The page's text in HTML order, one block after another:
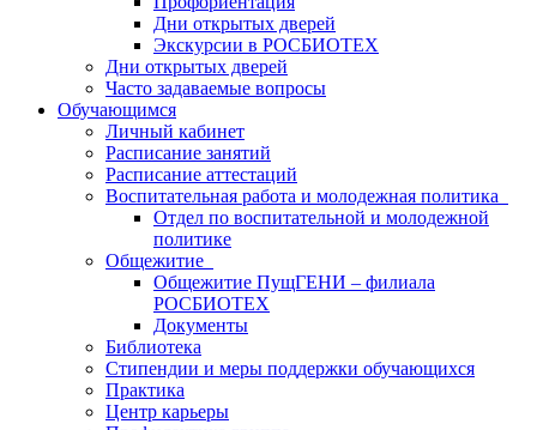
Дни открытых дверей
Экскурсии в РОСБИОТЕХ
Дни открытых дверей
Часто задаваемые вопросы
Обучающимся
Личный кабинет
Расписание занятий
Расписание аттестаций
Воспитательная работа и молодежная политика
Отдел по воспитательной и молодежной
политике
Общежитие
Общежитие ПущГЕНИ – филиала
РОСБИОТЕХ
Документы
Библиотека
Стипендии и меры поддержки обучающихся
Практика
Центр карьеры